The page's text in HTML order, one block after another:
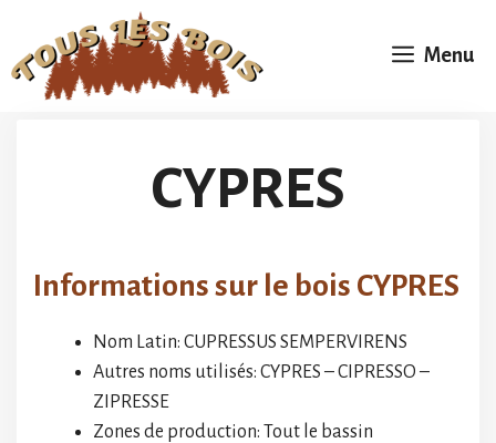
contenu
Menu
CYPRES
Informations sur le bois CYPRES
Nom Latin: CUPRESSUS SEMPERVIRENS
Autres noms utilisés: CYPRES – CIPRESSO –
ZIPRESSE
Zones de production: Tout le bassin